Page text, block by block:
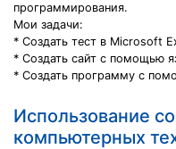
программирования.
Мои задачи:
* Создать тест в Microsoft
* Создать сайт с помощью
* Создать программу с
Использование
компьютерных